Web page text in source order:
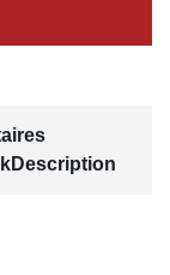
Description